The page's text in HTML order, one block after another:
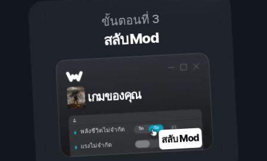
ขั้นตอนที่ 3
สลับ Mod
เกมของคุณ
เปิด
ปิด
พลังชีวิตไม่จำกัด
แรงไม่จำกัด สลับ Mod